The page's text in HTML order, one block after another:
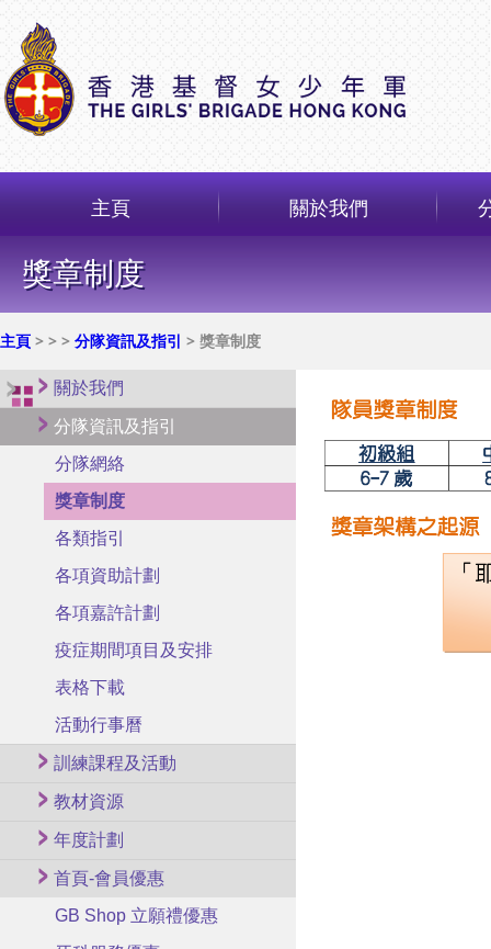
主頁 關於我們
獎章制度
主頁 > > > 分隊資訊及指引 > 獎章制度
關於我們
分隊資訊及指引
分隊網絡
獎章制度
各類指引
各項資助計劃
各項嘉許計劃
疫症期間項目及安排
表格下載
活動行事曆
訓練課程及活動
教材資源
年度計劃
首頁-會員優惠
GB Shop 立願禮優惠